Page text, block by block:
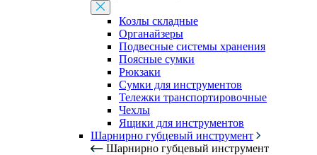
Козлы складные
Органайзеры
Подвесные системы хранения
Поясные сумки
Рюкзаки
Сумки для инструментов
Тележки транспортировочные
Чехлы
Ящики для инструментов
Шарнирно губцевый инструмент
Шарнирно губцевый инструмент